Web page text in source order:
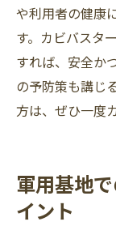
や利用者の健康
す。カビバスタ
すれば、安全か
の予防策も講じ
方は、ぜひ一度
軍用基地
イント